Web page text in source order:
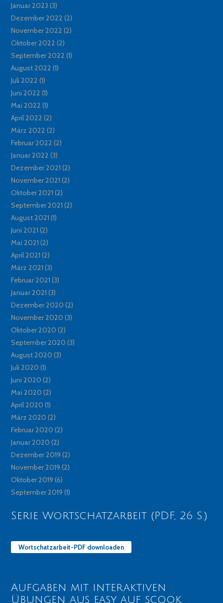
Januar 2023 (3)
Dezember 2022 (2)
November 2022 (2)
Oktober 2022 (2)
September 2022 (1)
August 2022 (1)
Juli 2022 (1)
Juni 2022 (1)
Mai 2022 (1)
April 2022 (2)
März 2022 (2)
Februar 2022 (2)
Januar 2022 (3)
Dezember 2021 (2)
November 2021 (2)
Oktober 2021 (2)
September 2021 (2)
August 2021 (1)
Juni 2021 (2)
Mai 2021 (2)
April 2021 (2)
März 2021 (3)
Februar 2021 (3)
Januar 2021 (3)
Dezember 2020 (2)
November 2020 (3)
Oktober 2020 (2)
September 2020 (3)
August 2020 (3)
Juli 2020 (1)
Juni 2020 (2)
Mai 2020 (2)
April 2020 (1)
März 2020 (2)
Februar 2020 (2)
Januar 2020 (2)
Dezember 2019 (2)
November 2019 (2)
Oktober 2019 (6)
September 2019 (1)
Serie Wortschatzarbeit (PDF, 26 S.)
Wortschatzarbeit-PDF downloaden
Aufgaben mit interaktiven
Übungen aus easy auf scook